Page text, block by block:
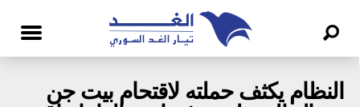
النظام يكثف حملته لاقتحام بيت جن